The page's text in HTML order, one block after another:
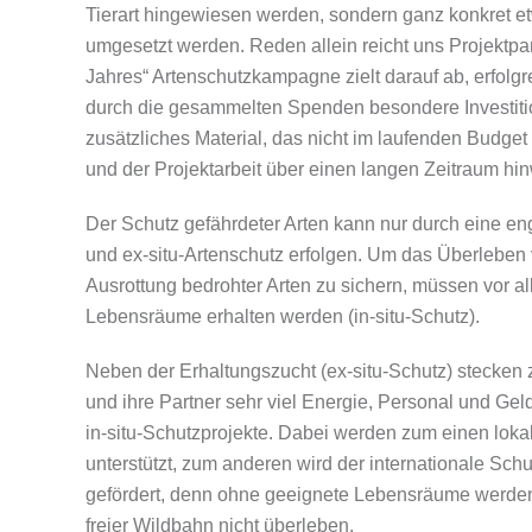
Tierart hingewiesen werden, sondern ganz konkret
umgesetzt werden. Reden allein reicht uns
Jahres“ Artenschutzkampagne zielt darauf ab,
durch die gesammelten Spenden besondere
zusätzliches Material, das nicht im laufenden
und der Projektarbeit über einen langen Zeitraum
Der Schutz gefährdeter Arten kann nur durch eine
und ex-situ-Artenschutz erfolgen. Um das
Ausrottung bedrohter Arten zu sichern, müssen vor
Lebensräume erhalten werden (in-situ-Schutz).
Neben der Erhaltungszucht (ex-situ-Schutz)
und ihre Partner sehr viel Energie, Personal und
in-situ-Schutzprojekte. Dabei werden zum einen
unterstützt, zum anderen wird der internationale
gefördert, denn ohne geeignete Lebensräume
freier Wildbahn nicht überleben.